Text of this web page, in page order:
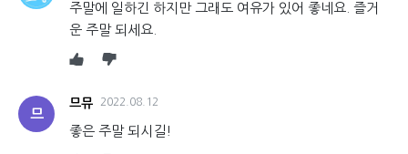
주말에 일하긴 하지만 그래도 여유가 있어 좋네요. 즐거
운 주말 되세요.
므
므뮤 2022.08.12
좋은 주말 되시길!